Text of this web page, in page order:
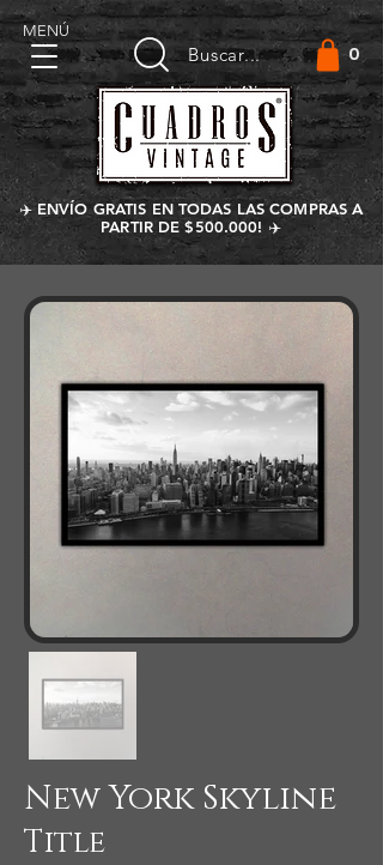
Buscar...
MENÚ
0
✈️ ENVÍO GRATIS EN TODAS LAS COMPRAS A
PARTIR DE $500.000! ✈️
New York Skyline
Title